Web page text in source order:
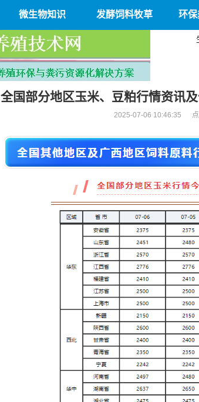
微生物知识 发酵饲料牧草 环
全国部分地区玉米、豆粕行情资讯
2025-07-06 10:46:35 点